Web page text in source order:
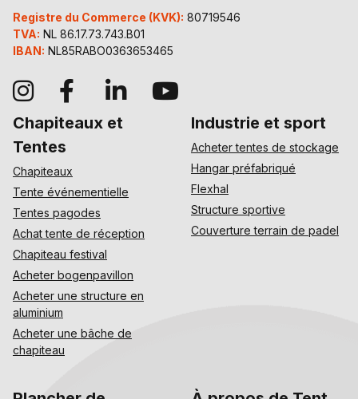
Registre du Commerce (KVK): 80719546
TVA: NL 86.17.73.743.B01
IBAN: NL85RABO0363653465
Chapiteaux et
Tentes
Chapiteaux
Tente événementielle
Tentes pagodes
Achat tente de réception
Chapiteau festival
Acheter bogenpavillon
Acheter une structure en
aluminium
Acheter une bâche de
chapiteau
Industrie et sport
Acheter tentes de stockage
Hangar préfabriqué
Flexhal
Structure sportive
Couverture terrain de padel